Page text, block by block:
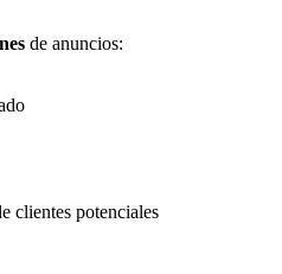
de anuncios:
clientes potenciales